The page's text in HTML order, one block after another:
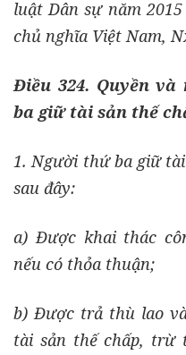
luật Dân sự năm
chủ nghĩa Việt Nam,
Điều 324. Quyền
ba giữ tài sản thế
1. Người thứ ba giữ
sau đây:
a) Được khai thác
nếu có thỏa thuận;
b) Được trả thù lao
tài sản thế chấp, trừ